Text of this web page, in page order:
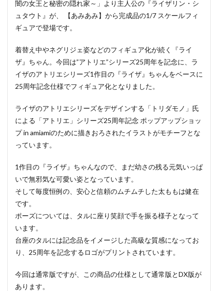
闇の女王と秘密の隠れ家～」より主人公の『ライザリン・シ
ュタウト』が、 【あみあみ】から完成品の1/7 スケールフィ
ギュアで登場です。
着替え中やネグリジェ姿などのフィギュア化が続く『ライ
ザ』ちゃん。今回は”アトリエ”シリーズ25周年を記念に、ラ
イザのアトリエシリーズ1作目の『ライザ』ちゃんをベースに
25周年記念仕様でフィギュア化となりました。
ライザのアトリエシリーズをデザインする「トリダモノ」氏
による「アトリエ」シリーズ25周年記念 ポップアップショッ
プ in amiamiのために描きおろされたイラストがモチーフとな
っています。
1作目の『ライザ』ちゃんなので、まだ幼さの残る元気いっぱ
いで無邪気な可愛い姿となっています。
そして毎度恒例の、安心と信頼のムチムチした太ももは健在
です。
ポーズについては、タルに座り笑顔で手を振る様子となって
います。
台座のタルには記念品をイメージした高級な質感になってお
り、25周年を記念するロゴがプリントされています。
今回は通常版ですが、この商品の仕様として通常版とDX版が
あります。